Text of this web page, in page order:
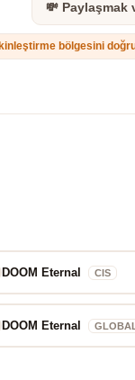
💸 Paylaşmak
bölgesini
DOOM Eternal CIS
DOOM Eternal